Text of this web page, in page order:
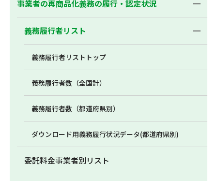
事業者の再商品化義務の履行・認定状況
義務履行者リスト
義務履行者リストトップ
義務履行者数（全国計）
義務履行者数（都道府県別）
ダウンロード用義務履行状況データ(都道府県別)
委託料金事業者別リスト